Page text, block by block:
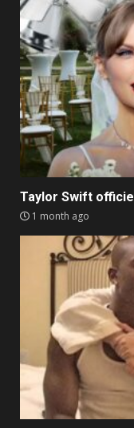
Taylor Swift
1 month ago